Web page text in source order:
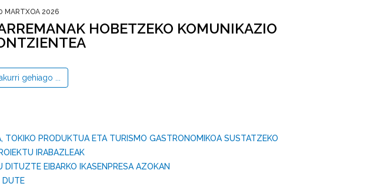
MARTXOA 2026
HOBETZEKO KOMUNIKAZIO
gehiago ...
PRODUKTUA ETA TURISMO GASTRONOMIKOA SUSTATZEKO
IRABAZLEAK
EIBARKO IKASENPRESA AZOKAN
DUTE